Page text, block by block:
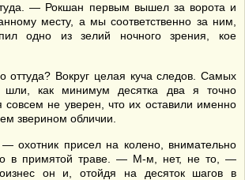
— Рокшан первым вышел за ворота и
месту, а мы соответственно за ним,
одно из зелий ночного зрения, кое
оттуда? Вокруг целая куча следов. Самых
как минимум десятка два я точно
совсем не уверен, что их оставили именно
зверином обличии.
охотник присел на колено, внимательно
в примятой траве. — М-м, нет, не то, —
он и, отойдя на десяток шагов в